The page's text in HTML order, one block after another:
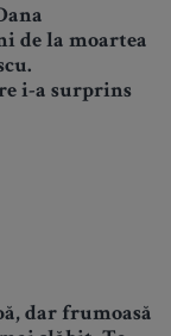
de la moartea
i-a surprins
dar frumoasă